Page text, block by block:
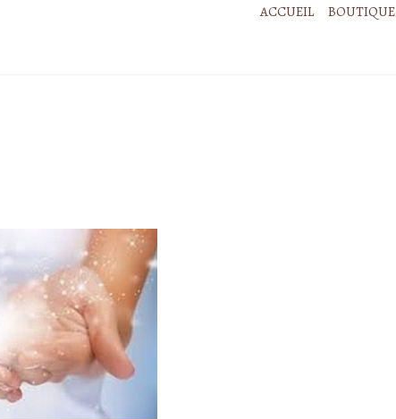
ACCUEIL BOUTIQUE